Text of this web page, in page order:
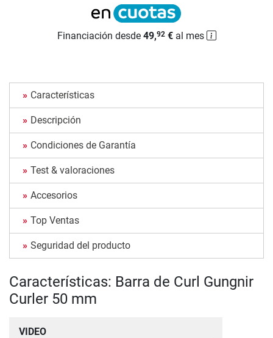
Financiación desde 49,92€al mes
Características
Descripción
Condiciones de Garantía
Test & valoraciones
Accesorios
Top Ventas
Seguridad del producto
Características: Barra de Curl Gungnir
Curler 50 mm
VIDEO